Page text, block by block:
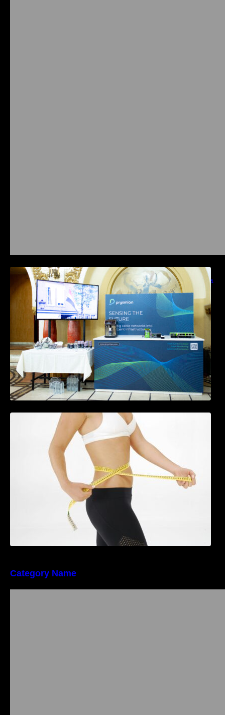
Prysmian aduce la COMM26 tehnologii de
sensing si Digital Energy pentru monitorizarea
in timp real a infrastrucrutilor critice
Tratamentul Wegovy® generează o scădere
în greutate de până la 22,6% la femei în
perioada menopauzei și reduce la jumătate
riscul de migrene
Category Name